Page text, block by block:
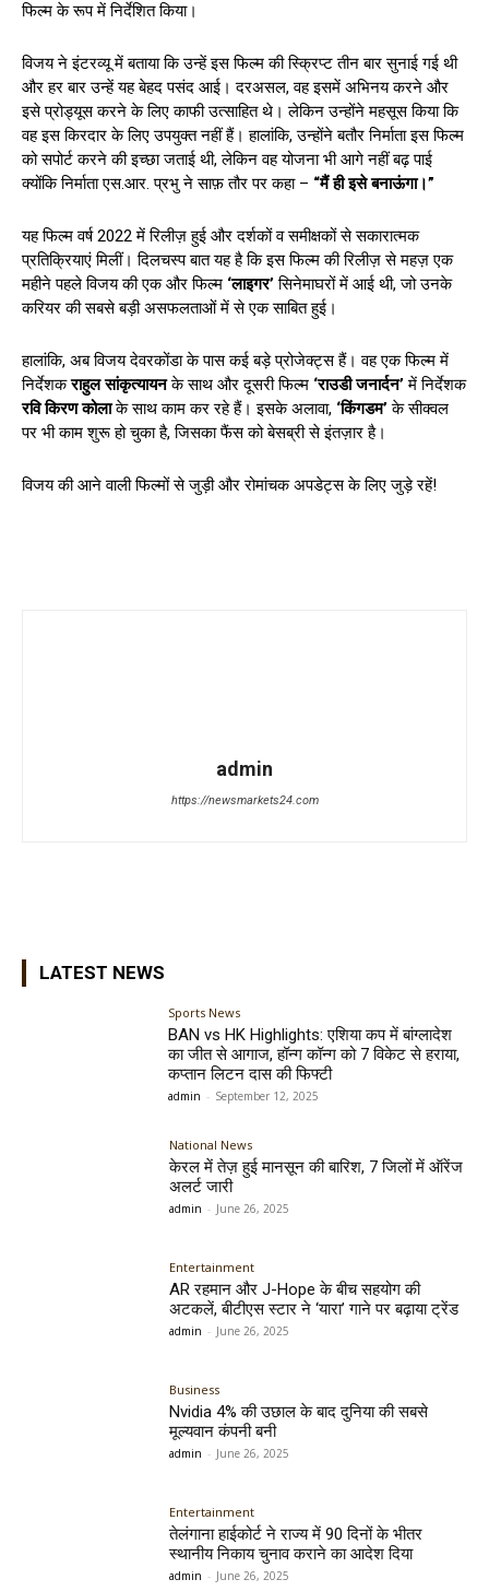
फिल्म के रूप में निर्देशित किया।
विजय ने इंटरव्यू में बताया कि उन्हें इस फिल्म की स्क्रिप्ट तीन बार सुनाई गई थी
और हर बार उन्हें यह बेहद पसंद आई। दरअसल, वह इसमें अभिनय करने और
इसे प्रोड्यूस करने के लिए काफी उत्साहित थे। लेकिन उन्होंने महसूस किया कि
वह इस किरदार के लिए उपयुक्त नहीं हैं। हालांकि, उन्होंने बतौर निर्माता इस फिल्म
को सपोर्ट करने की इच्छा जताई थी, लेकिन वह योजना भी आगे नहीं बढ़ पाई
क्योंकि निर्माता एस.आर. प्रभु ने साफ़ तौर पर कहा – “मैं ही इसे बनाऊंगा।”
यह फिल्म वर्ष 2022 में रिलीज़ हुई और दर्शकों व समीक्षकों से सकारात्मक
प्रतिक्रियाएं मिलीं। दिलचस्प बात यह है कि इस फिल्म की रिलीज़ से महज़ एक
महीने पहले विजय की एक और फिल्म ‘लाइगर’सिनेमाघरों में आई थी, जो उनके
करियर की सबसे बड़ी असफलताओं में से एक साबित हुई।
हालांकि, अब विजय देवरकोंडा के पास कई बड़े प्रोजेक्ट्स हैं। वह एक फिल्म में
निर्देशकराहुल सांकृत्यायनके साथ और दूसरी फिल्म ‘राउडी जनार्दन’में निर्देशक
रवि किरण कोलाके साथ काम कर रहे हैं। इसके अलावा, ‘किंगडम’के सीक्वल
पर भी काम शुरू हो चुका है, जिसका फैंस को बेसब्री से इंतज़ार है।
विजय की आने वाली फिल्मों से जुड़ी और रोमांचक अपडेट्स के लिए जुड़े रहें!
admin
https://newsmarkets24.com
LATEST NEWS
Sports News
BAN vs HK Highlights: एशिया कप में बांग्लादेश
का जीत से आगाज, हॉन्ग कॉन्ग को 7 विकेट से हराया,
कप्तान लिटन दास की फिफ्टी
admin - September 12, 2025
National News
केरल में तेज़ हुई मानसून की बारिश, 7 जिलों में ऑरेंज
अलर्ट जारी
admin - June 26, 2025
Entertainment
AR रहमान और J-Hope के बीच सहयोग की
अटकलें, बीटीएस स्टार ने ‘यारा’ गाने पर बढ़ाया ट्रेंड
admin - June 26, 2025
Business
Nvidia 4% की उछाल के बाद दुनिया की सबसे
मूल्यवान कंपनी बनी
admin - June 26, 2025
Entertainment
तेलंगाना हाईकोर्ट ने राज्य में 90 दिनों के भीतर
स्थानीय निकाय चुनाव कराने का आदेश दिया
admin - June 26, 2025